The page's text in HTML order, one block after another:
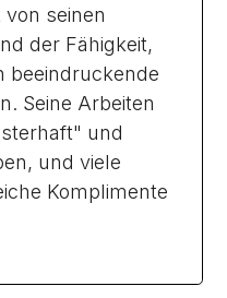
seinen
der Fähigkeit,
beeindruckende
Seine Arbeiten
und
und viele
Komplimente